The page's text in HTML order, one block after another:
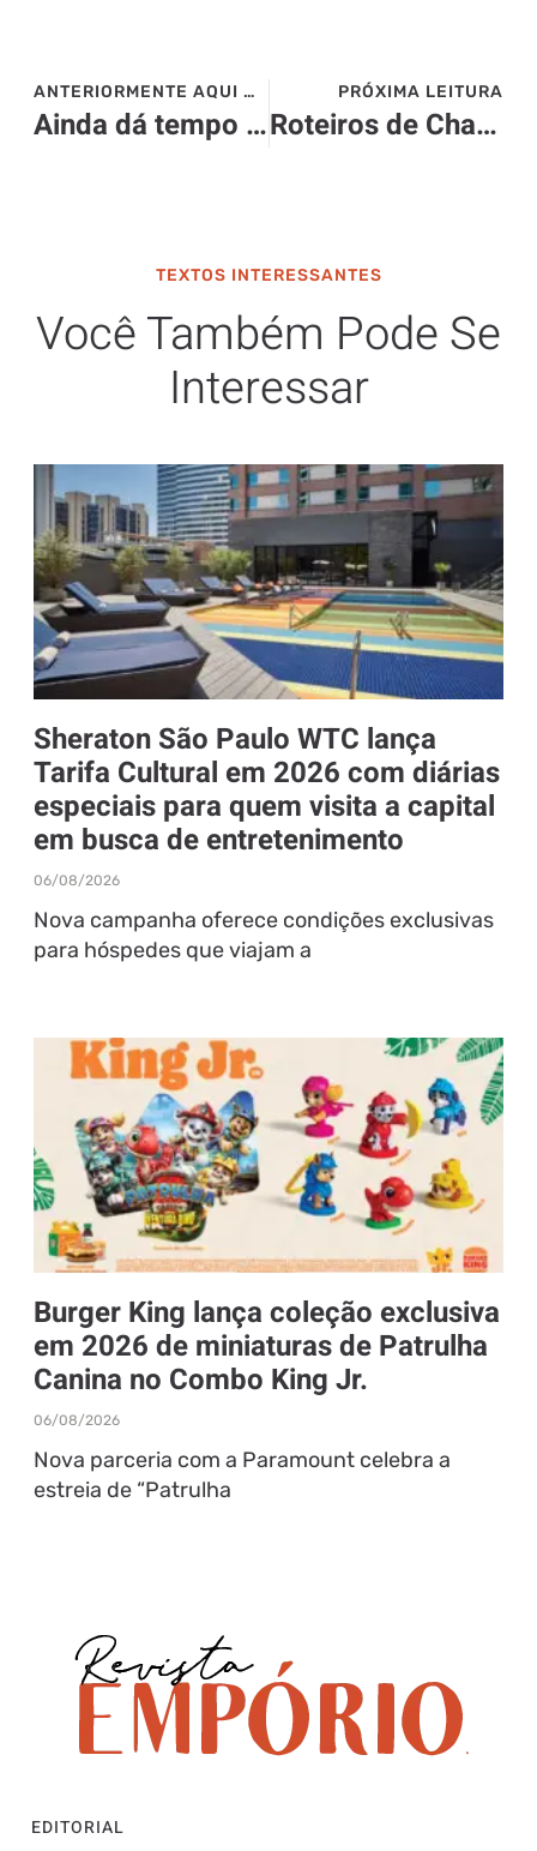
ANTERIORMENTE AQUI NO SITE>>>
Ainda dá tempo de aproveitar o 20º Festival Bom Gourmet Curitiba!
PRÓXIMA LEITURA
Roteiros de Charme: 11 Novos Hotéis Sustentáveis se Juntam ao Guia 2025
TEXTOS INTERESSANTES
Você Também Pode Se
Interessar
Sheraton São Paulo WTC lança
Tarifa Cultural em 2026 com diárias
especiais para quem visita a capital
em busca de entretenimento
06/08/2026
Nova campanha oferece condições exclusivas
para hóspedes que viajam a
Burger King lança coleção exclusiva
em 2026 de miniaturas de Patrulha
Canina no Combo King Jr.
06/08/2026
Nova parceria com a Paramount celebra a
estreia de “Patrulha
EDITORIAL